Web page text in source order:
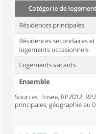
Catégorie de logement
Résidences principales
Résidences secondaires et
logements occasionnels
Logements vacants
Ensemble
Sources : Insee, RP2012,
principales, géographie au